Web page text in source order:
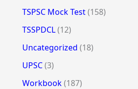
TSPSC Mock Test(158)
TSSPDCL(12)
Uncategorized (18)
UPSC(3)
Workbook(187)